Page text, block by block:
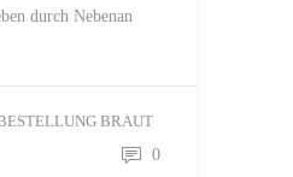
durch Nebenan
BRAUT
0